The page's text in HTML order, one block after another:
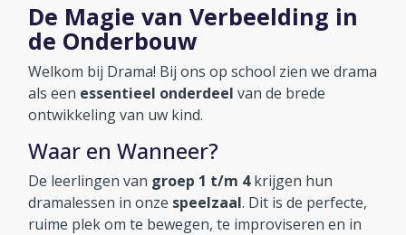
Onze organisatie
Bij ons werken
Aanmelden en contact
Reünie 75 jaar
De Magie van Verbeelding in
de Onderbouw
Welkom bij Drama! Bij ons op school zien we drama
als een essentieel onderdeel van de brede
ontwikkeling van uw kind.
Waar en Wanneer?
De leerlingen van groep 1 t/m 4krijgen hun
dramalessen in onze speelzaal. Dit is de perfecte,
ruime plek om te bewegen, te improviseren en in